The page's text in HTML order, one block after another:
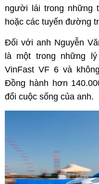
người lái trong những
hoặc các tuyến đường
Đối với anh Nguyễn
là một trong những
VinFast VF 6 và
Đồng hành hơn
đổi cuộc sống của anh.